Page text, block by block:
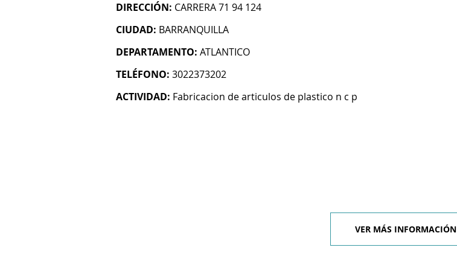
DIRECCIÓN: CARRERA 71 94 124
CIUDAD: BARRANQUILLA
DEPARTAMENTO: ATLANTICO
TELÉFONO: 3022373202
ACTIVIDAD: Fabricacion de articulos de plastico n c p
VER MÁS INFORMACIÓN